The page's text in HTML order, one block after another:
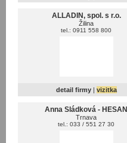
ALLADIN, spol. s r.o.
Žilina
tel.: 0911 558 800
detail firmy | vizitka
Anna Sládková - HESAN
Trnava
tel.: 033 / 551 27 30